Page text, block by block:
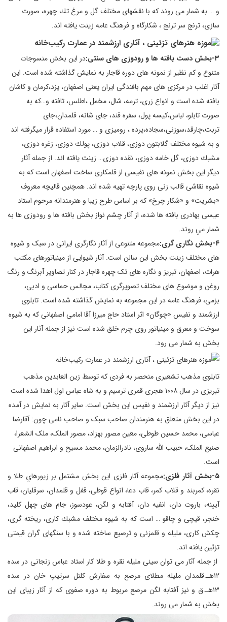
و … به شمار می روند كه با نقشهای مختلف گل و مرغ تك چهره، صورت
سازی، ترنج سر ترنج ، شكارگاه و فرهنگ عامه زينت يافته اند.
۳-بخش دست بافته ها و رودوزی های سنتی:
در اين بخش منسوجات
متنوع و كم نظير از نمونه های دوره قاجار به نمايش گذاشته شده است. اين
آثار اغلب در مركزی های مهم بافندگی ايران يعنی اصفهان، يزد،كرمان و كاشان
بافته شده است و انواع زری، ترمه، شال، مخمل ،اطلس، تافته و…كه به
صورت تابلو، لباس،كيسه پول، سفره قند، جای شانه، قلمدان،جای
تربت،چارقد،سوزنی،سجاده،پرده ، روميزی و … مورد استفاده قرار ميگرفته اند
و به شيوه مختلف گلابتون دوزی، قلاب دوزی، پولك دوزی، زغره دوزی،
مشبك دوزی، گل خامه دوزی، نقده دوزی… زينت يافته اند. از جمله آثار
ديگر اين بخش نمونه های نفيسی از قلمكاری ساخت اصفهان است كه به
شيوه نقاشی قالب زنی روی پارچه تهيه شده اند. همچنين قاليچه معروف
«بشريت» و «شكار چرخ» كه بر اساس طرح زيبا و هنرمندانه مرحوم استاد
عيسی بهادری بافته ها شده، از آثار چشم نواز بخش بافته ها و رودوزی ها به
شمار مي روند.
۴-بخش نگاری گری:
مجموعه متنوعی از آثار نگارگری ایرانی در سبک و شیوه
های مختلف زینت بخش این سالن است. آثار شیوایی از مینیاتورهای مکتب
هرات، اصفهان، تبریز و نگاره های تک چهره قاجار در کنار تصاویر آبرنگ و رنگ
روغن و موضوع های مختلف تصویرگری کتاب، مجالس حماسی و ادبی،
بزمی، فرهنگ عامه در این مجموعه به نمایش گذاشته شده است. تابلوی
ارزشمند و نفیس «چوگان» اثر استاد حاج میرزا آقا امامی اصفهانی که به شیوه
سوخت و معرق و مینیاتور روی چرم خلق شده است نیز از جمله آثار این
بخش به شمار می رود.
تابلوی مذهب تشعیری منحصر به فردی که توسط زین العابدین مذهب
تبریزی در سال ۱۰۰۸ هجری قمری ترسیم و به شاه عباس اول اهدا شده است
نیز از دیگر آثار ارزشمند و نفیس این بخش است. سایر آثار به نمایش در آمده
در این بخش متعلق به هنرمندان صاحب سبک و صاحب نامی چون: آقارضا
عباسی، محمد حسین طوطی، معین مصور بهزاد، مصور الملک، ملک الشعرا،
صنیع الملک، حبیب الله ساروی، نادرالزمان، محمد مسیح و ابراهیم اصفهانی
است.
۵-بخش آثار فلزی:
مجموعه آثار فلزی اين بخش مشتمل بر زيورهاي طلا و
نقره، كمربند و قلاب كمر، قاب دعا، انواع قوطی، قفل و قلمدان، سرقليان، قاب
آيينه، باروت دان، انفيه دان، آفتابه و لگن، عودسوز، جام های چهل كليد،
خنجر، قيچی و چاقو … است كه به شيوه مختلف مشبك كاری، ريخته گری،
چكش كاری، مليله و قلمزنی و ترصيع ساخته شده و با سنگهای گران قيمتی
تزئين يافته اند.
از جمله آثار می توان سينی مليله نقره و طلا كار استاد عباس زنجانی در سده
۱۲هـ.قلمدان مليله مطلای مرصع به سفارش كلنل سرتيپ خان در سده
۱۳هـ.ق و نيز آفتابه لگن مرصع مربوط به دوره صفوی كه از آثار زيبای اين
بخش به شمار می روند.